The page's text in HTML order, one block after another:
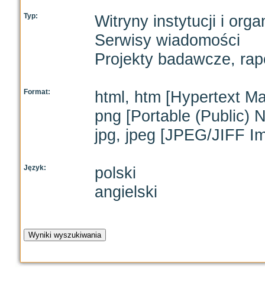
Typ:
Witryny instytucji i
Serwisy wiadomości
Projekty badawcze,
Format:
html, htm [Hypertext
png [Portable (Public)
jpg, jpeg [JPEG/JIFF
Język:
polski
angielski